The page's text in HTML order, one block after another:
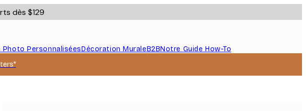
dès $129
Photo PersonnaliséesDécoration MuraleB2BNotre Guide How-To